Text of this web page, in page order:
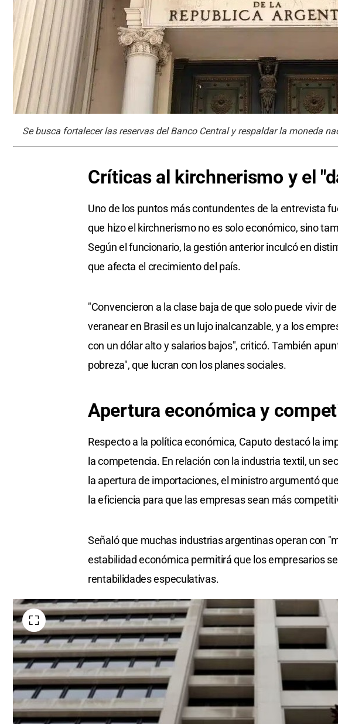
Se busca fortalecer las reservas del Banco Central y respaldar la moneda
Críticas al kirchnerismo y el
Uno de los puntos más contundentes de la entrevista
que hizo el kirchnerismo no es solo económico, sino
Según el funcionario, la gestión anterior inculcó en
que afecta el crecimiento del país.
"Convencieron a la clase baja de que solo puede vivir
veranear en Brasil es un lujo inalcanzable, y a los
con un dólar alto y salarios bajos", criticó. También
pobreza", que lucran con los planes sociales.
Apertura económica y
Respecto a la política económica, Caputo destacó la
la competencia. En relación con la industria textil, un
la apertura de importaciones, el ministro argumentó
la eficiencia para que las empresas sean más
Señaló que muchas industrias argentinas operan con
estabilidad económica permitirá que los empresarios
rentabilidades especulativas.